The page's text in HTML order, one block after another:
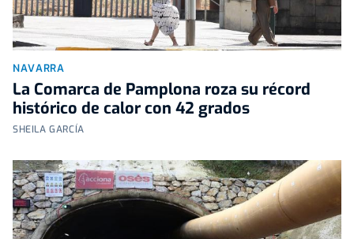
NAVARRA
La Comarca de Pamplona roza su récord
histórico de calor con 42 grados
SHEILA GARCÍA